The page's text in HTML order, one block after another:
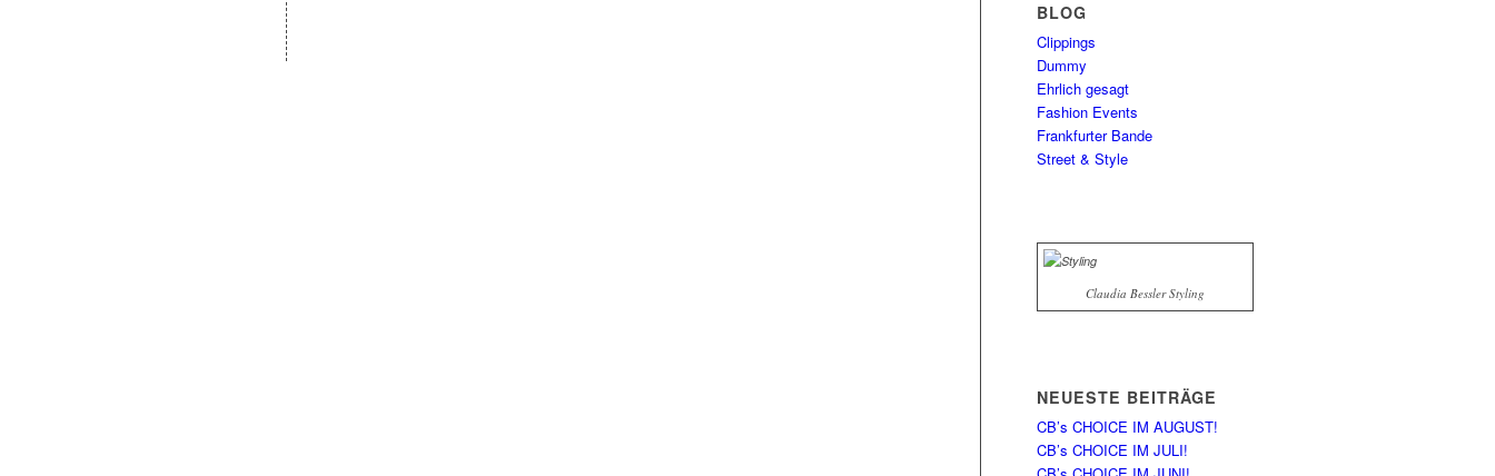
BLOG
Clippings
Dummy
Ehrlich gesagt
Fashion Events
Frankfurter Bande
Street & Style
Claudia Bessler Styling
NEUESTE BEITRÄGE
CB’s CHOICE IM AUGUST!
CB’s CHOICE IM JULI!